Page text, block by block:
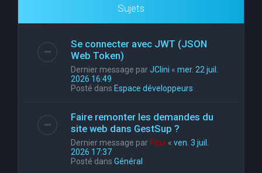
Sujets
Se connecter avec JWT (JSON
Web Token)
Dernier message parJClini « mer. 22 juil.
2026 16:49
Posté dans Espace développeurs
Faire remonter les demandes du
site web dans GestSup ?
Dernier message par Flox « ven. 3 juil.
2026 17:37
Posté dans Général